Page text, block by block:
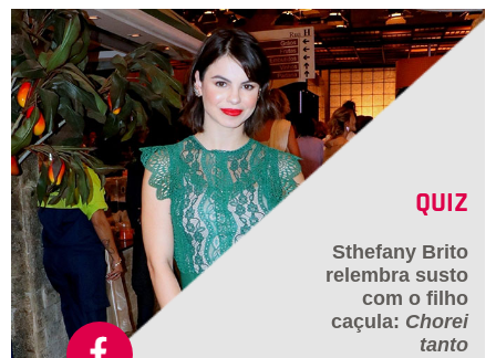
QUIZ
Sthefany Brito
relembra susto
com o filho
caçula: Chorei
tanto